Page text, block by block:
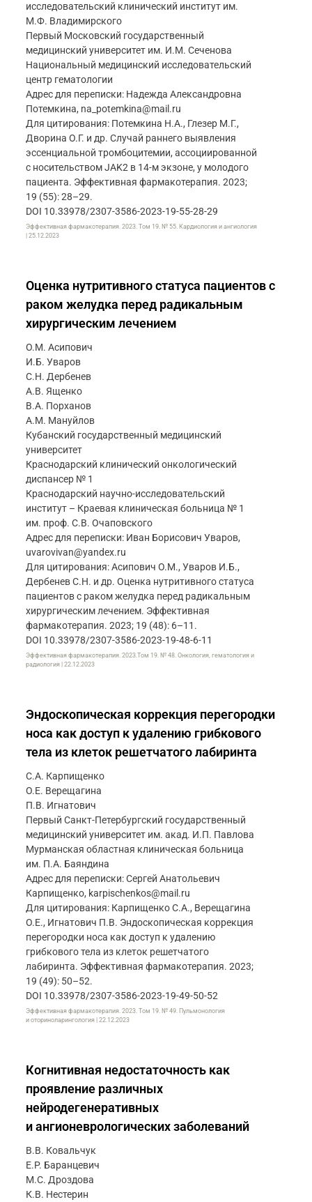
исследовательский клинический институт им.
М.Ф. Владимирского
Первый Московский государственный
медицинский университет им. И.М. Сеченова
Национальный медицинский исследовательский
центр гематологии
Адрес для переписки: Надежда Александровна
Потемкина, na_potemkina@mail.ru
Для цитирования: Потемкина Н.А., Глезер М.Г.,
Дворина О.Г. и др. Случай раннего выявления
эссенциальной тромбоцитемии, ассоциированной
с носительством JAK2 в 14-м экзоне, у молодого
пациента. Эффективная фармакотерапия. 2023;
19 (55): 28–29.
DOI 10.33978/2307-3586-2023-19-55-28-29
Эффективная фармакотерапия. 2023. Том 19. № 55. Кардиология и ангиология
| 25.12.2023
Оценка нутритивного статуса пациентов с
раком желудка перед радикальным
хирургическим лечением
О.М. Асипович
И.Б. Уваров
С.Н. Дербенев
А.В. Ященко
В.А. Порханов
А.М. Мануйлов
Кубанский государственный медицинский
университет
Краснодарский клинический онкологический
диспансер № 1
Краснодарский научно-исследовательский
институт – Краевая клиническая больница № 1
им. проф. С.В. Очаповского
Адрес для переписки: Иван Борисович Уваров,
uvarovivan@yandex.ru
Для цитирования: Асипович О.М., Уваров И.Б.,
Дербенев С.Н. и др. Оценка нутритивного статуса
пациентов с раком желудка перед радикальным
хирургическим лечением. Эффективная
фармакотерапия. 2023; 19 (48): 6–11.
DOI 10.33978/2307-3586-2023-19-48-6-11
Эффективная фармакотерапия. 2023.Том 19. № 48. Онкология, гематология и
радиология | 22.12.2023
Эндоскопическая коррекция перегородки
носа как доступ к удалению грибкового
тела из клеток решетчатого лабиринта
С.А. Карпищенко
О.Е. Верещагина
П.В. Игнатович
Первый Санкт-Петербургский государственный
медицинский университет им. акад. И.П. Павлова
Мурманская областная клиническая больница
им. П.А. Баяндина
Адрес для переписки: Сергей Анатольевич
Карпищенко, karpischenkos@mail.ru
Для цитирования: Карпищенко С.А., Верещагина
О.Е., Игнатович П.В. Эндоскопическая коррекция
перегородки носа как доступ к удалению
грибкового тела из клеток решетчатого
лабиринта. Эффективная фармакотерапия. 2023;
19 (49): 50–52.
DOI 10.33978/2307-3586-2023-19-49-50-52
Эффективная фармакотерапия. 2023. Том 19. № 49. Пульмонология
и оториноларингология | 22.12.2023
Когнитивная недостаточность как
проявление различных
нейродегенеративных
и ангионеврологических заболеваний
В.В. Ковальчук
Е.Р. Баранцевич
М.С. Дроздова
К.В. Нестерин